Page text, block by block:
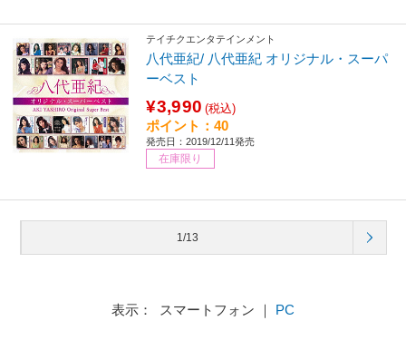
テイチクエンタテインメント
八代亜紀/ 八代亜紀 オリジナル・スーパ
ーベスト
¥3,990 (税込)
ポイント：40
発売日：2019/12/11発売
在庫限り
1/13
表示： スマートフォン ｜ PC